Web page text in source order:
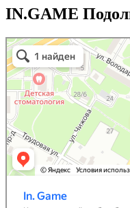
IN.GAME
IN.GAME
Киберспорт в Подольске
Игровые приставки в Подольске